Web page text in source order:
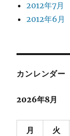
2012年7月
2012年6月
カンレンダー
2026年8月
月 火